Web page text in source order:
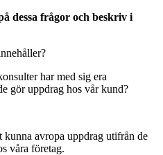
dessa frågor och beskriv i
har med sig era
gör uppdrag hos vår kund?
kunna avropa uppdrag utifrån de
våra företag.